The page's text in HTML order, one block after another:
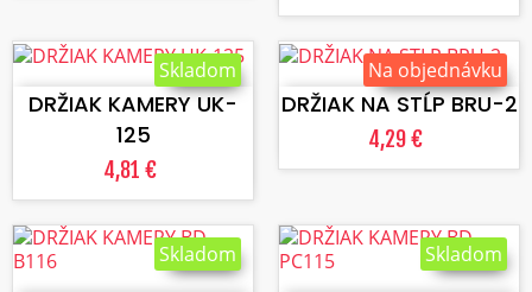
VLOŽIŤ DO KOŠÍKA
DRŽIAK KAMERY UK-
125
4,81 €
Skladom
VLOŽIŤ DO KOŠÍKA
DRŽIAK NA STĹP BRU-2
4,29 €
Na objednávku
VLOŽIŤ DO KOŠÍKASkladom VLOŽIŤ DO KOŠÍKASkladom